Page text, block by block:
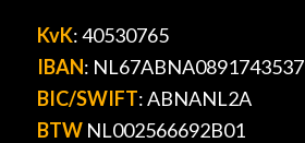
KvK: 40530765
IBAN: NL67ABNA0891743537
BIC/SWIFT: ABNANL2A
BTWNL002566692B01